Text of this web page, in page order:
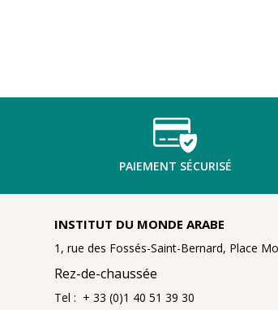
PAIEMENT SÉCURISÉ
INSTITUT DU MONDE ARABE
1, rue des Fossés-Saint-Bernard, Place
Rez-de-chaussée
Tel : + 33 (0)1 40 51 39 30